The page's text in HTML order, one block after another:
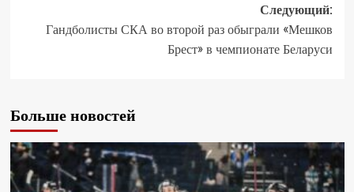
Следующий:
Гандболисты СКА во второй раз обыграли «Мешков
Брест» в чемпионате Беларуси
Больше новостей